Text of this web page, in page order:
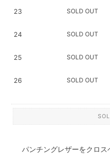
23 SOLD OUT
24 SOLD OUT
25 SOLD OUT
26 SOLD OUT
パンチングレザーをクロ